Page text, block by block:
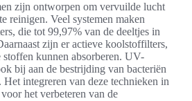
zijn ontworpen om vervuilde lucht
reinigen. Veel systemen maken
die tot 99,97% van de deeltjes in
zijn er actieve koolstoffilters,
stoffen kunnen absorberen. UV-
bij aan de bestrijding van bacteriën
integreren van deze technieken in
het verbeteren van de